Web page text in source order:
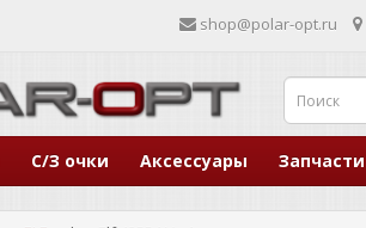
shop@polar-opt.ru
С/З очки Аксессуары Запчасти